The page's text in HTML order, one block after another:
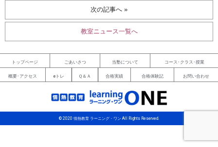
次の記事へ »
教室ニュース一覧へ
トップページ ごあいさつ 当塾について コース･クラス･授業
概要･アクセス eトレ Ｑ＆Ａ 合格実績 合格体験記 お問い合わせ
© 2020 情熱教育 ラーニング・ワン All Rights Reserved.